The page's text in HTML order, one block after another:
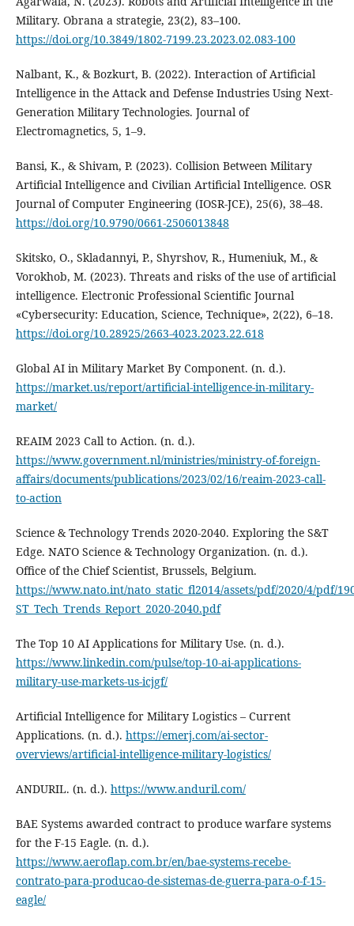
Military. Obrana a strategie, 23(2), 83–100.
https://doi.org/10.3849/1802-7199.23.2023.02.083-100
Nalbant, K., & Bozkurt, B. (2022). Interaction of Artificial
Intelligence in the Attack and Defense Industries Using Next-
Generation Military Technologies. Journal of
Electromagnetics, 5, 1–9.
Bansi, K., & Shivam, P. (2023). Collision Between Military
Artificial Intelligence and Civilian Artificial Intelligence. OSR
Journal of Computer Engineering (IOSR-JCE), 25(6), 38–48.
https://doi.org/10.9790/0661-2506013848
Skitsko, O., Skladannyi, P., Shyrshov, R., Humeniuk, M., &
Vorokhob, M. (2023). Threats and risks of the use of artificial
intelligence. Electronic Professional Scientific Journal
«Cybersecurity: Education, Science, Technique», 2(22), 6–18.
https://doi.org/10.28925/2663-4023.2023.22.618
Global AI in Military Market By Component. (n. d.).
https://market.us/report/artificial-intelligence-in-military-
market/
REAIM 2023 Call to Action. (n. d.).
https://www.government.nl/ministries/ministry-of-foreign-
affairs/documents/publications/2023/02/16/reaim-2023-call-
to-action
Science & Technology Trends 2020-2040. Exploring the S&T
Edge. NATO Science & Technology Organization. (n. d.).
Office of the Chief Scientist, Brussels, Belgium.
https://www.nato.int/nato_static_fl2014/assets/pdf/2020/4/pdf/
ST_Tech_Trends_Report_2020-2040.pdf
The Top 10 AI Applications for Military Use. (n. d.).
https://www.linkedin.com/pulse/top-10-ai-applications-
military-use-markets-us-icjgf/
Artificial Intelligence for Military Logistics – Current
Applications. (n. d.). https://emerj.com/ai-sector-
overviews/artificial-intelligence-military-logistics/
ANDURIL. (n. d.). https://www.anduril.com/
BAE Systems awarded contract to produce warfare systems
for the F-15 Eagle. (n. d.).
https://www.aeroflap.com.br/en/bae-systems-recebe-
contrato-para-producao-de-sistemas-de-guerra-para-o-f-15-
eagle/